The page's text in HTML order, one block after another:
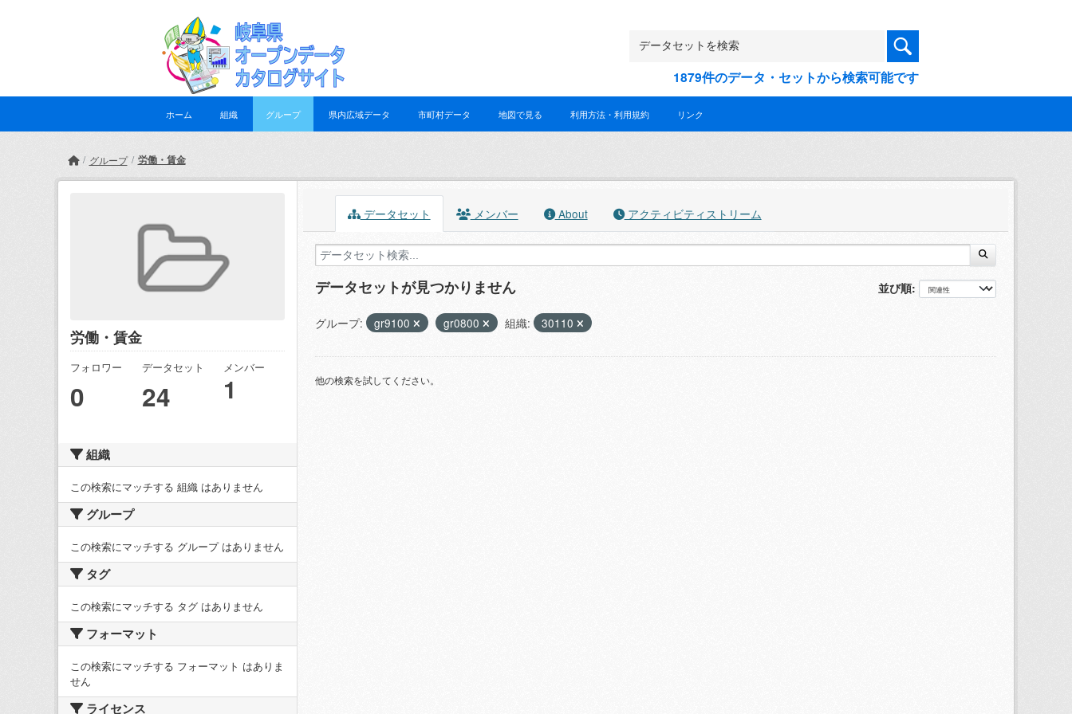
1879件のデータ・セットから検索可能です
ホーム 組織 グループ 県内広域データ 市町村データ 地図で見る 利用方法・利用規約 リンク
グループ 労働・賃金
労働・賃金
フォロワー
0
データセット
24
メンバー
1
組織
この検索にマッチする 組織 はありません
グループ
この検索にマッチする グループ はありません
タグ
この検索にマッチする タグ はありません
フォーマット
この検索にマッチする フォーマット はありま
せん
ライセンス
データセット メンバー About アクティビティストリーム
並び順
データセットが見つかりません
グループ: gr9100 gr0800 組織: 30110
他の検索を試してください。